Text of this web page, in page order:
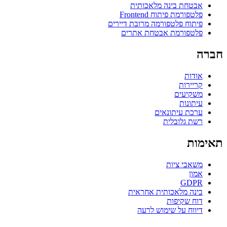
אבטחת בינה מלאכותית
פלטפורמת פיתוח Frontend
פיתוח פלטפורמה מרובת דיירים
פלטפורמת אבטחת אתרים
חברה
אודות
קריירות
משקיעים
עיתונות
ערכת עיתונאים
רשת גלובלית
תאימות
משאבי ציות
אמון
GDPR
בינה מלאכותית אחראית
דוח שקיפות
דיווח על שימוש לרעה